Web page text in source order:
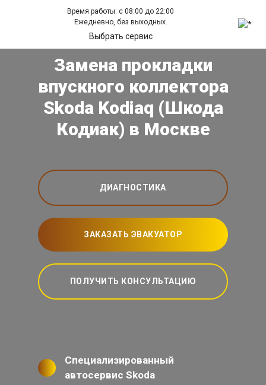
Время работы: с 08:00 до 22:00
Ежедневно, без выходных.
Выбрать сервис
Замена прокладки
впускного коллектора
Skoda Kodiaq (Шкода
Кодиак) в Москве
ДИАГНОСТИКА
ЗАКАЗАТЬ ЭВАКУАТОР
ПОЛУЧИТЬ КОНСУЛЬТАЦИЮ
Специализированный
автосервис Skoda